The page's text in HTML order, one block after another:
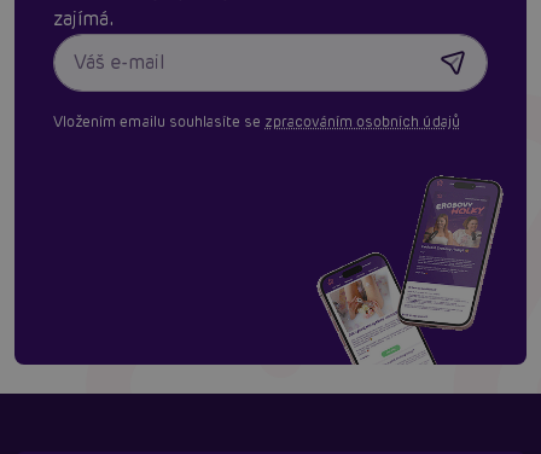
zajímá.
Vložením emailu souhlasíte se zpracováním osobních údajů